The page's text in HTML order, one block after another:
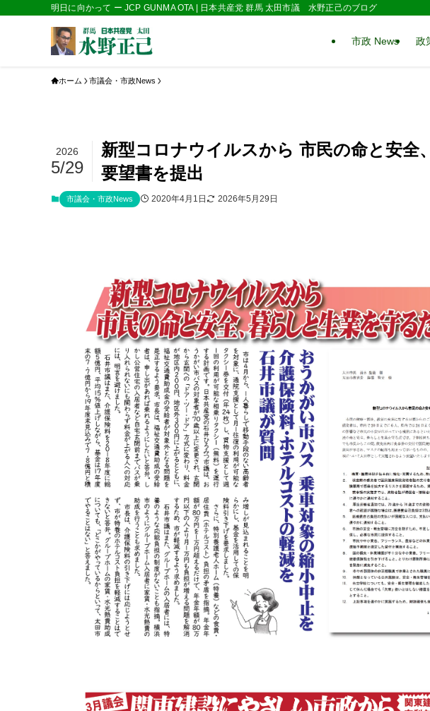
明日に向かって ー JCP GUNMA OTA | 日本共産党 群馬 太田市議 水野正己のブログ
市政 News 政
ホーム 市議会・市政News
新型コロナウイルスから 市民の命と安全
要望書を提出
2026
5/29
市議会・市政News 2020年4月1日 2026年5月29日